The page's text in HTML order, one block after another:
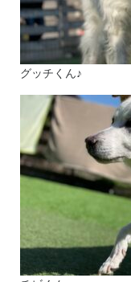
グッチくん♪